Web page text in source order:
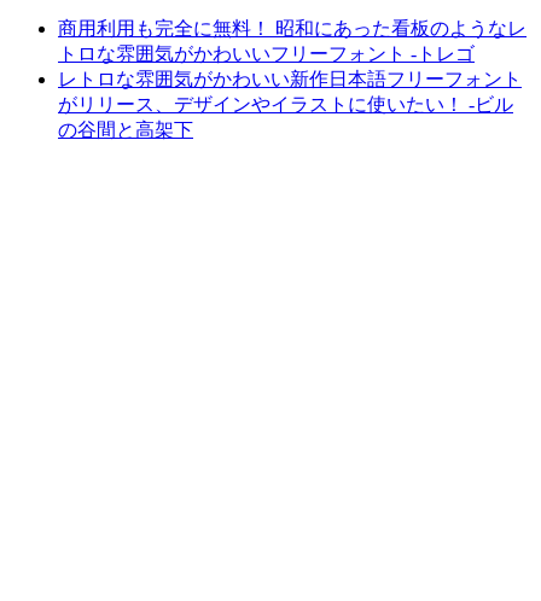
商用利用も完全に無料！ 昭和にあった看板のようなレ
トロな雰囲気がかわいいフリーフォント -トレゴ
レトロな雰囲気がかわいい新作日本語フリーフォント
がリリース、デザインやイラストに使いたい！ -ビル
の谷間と高架下